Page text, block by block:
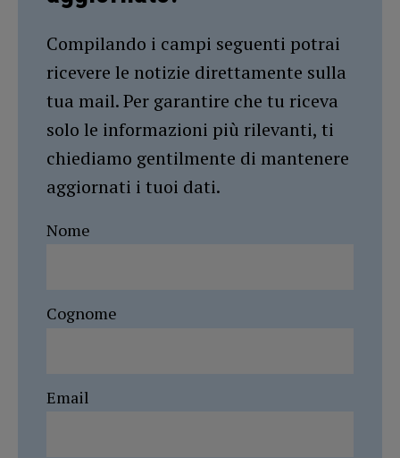
Compilando i campi seguenti potrai
ricevere le notizie direttamente sulla
tua mail. Per garantire che tu riceva
solo le informazioni più rilevanti, ti
chiediamo gentilmente di mantenere
aggiornati i tuoi dati.
Nome
Cognome
Email